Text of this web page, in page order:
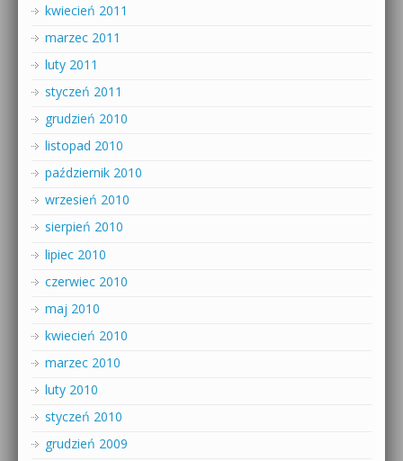
kwiecień 2011
marzec 2011
luty 2011
styczeń 2011
grudzień 2010
listopad 2010
październik 2010
wrzesień 2010
sierpień 2010
lipiec 2010
czerwiec 2010
maj 2010
kwiecień 2010
marzec 2010
luty 2010
styczeń 2010
grudzień 2009